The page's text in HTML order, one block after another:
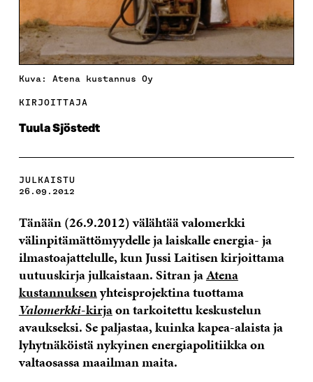
Kuva: Atena kustannus Oy
KIRJOITTAJA
Tuula Sjöstedt
JULKAISTU
26.09.2012
Tänään (26.9.2012) välähtää valomerkki
välinpitämättömyydelle ja laiskalle energia- ja
ilmastoajattelulle, kun Jussi Laitisen kirjoittama
uutuuskirja julkaistaan. Sitran jaAtena
kustannuksenyhteisprojektina tuottama
Valomerkki-kirjaon tarkoitettu keskustelun
avaukseksi. Se paljastaa, kuinka kapea-alaista ja
lyhytnäköistä nykyinen energiapolitiikka on
valtaosassa maailman maita.